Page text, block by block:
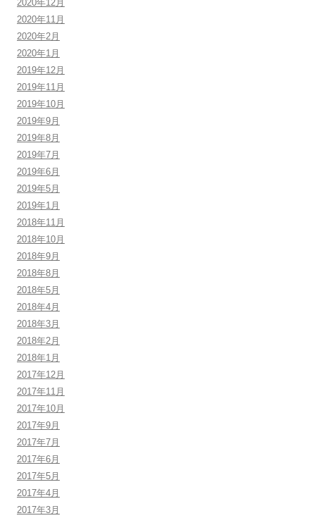
2020年12月
2020年11月
2020年2月
2020年1月
2019年12月
2019年11月
2019年10月
2019年9月
2019年8月
2019年7月
2019年6月
2019年5月
2019年1月
2018年11月
2018年10月
2018年9月
2018年8月
2018年5月
2018年4月
2018年3月
2018年2月
2018年1月
2017年12月
2017年11月
2017年10月
2017年9月
2017年7月
2017年6月
2017年5月
2017年4月
2017年3月